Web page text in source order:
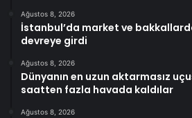
Ağustos 8, 2026
İstanbul’da market ve
devreye girdi
Ağustos 8, 2026
Dünyanın en uzun aktarmasız
saatten fazla havada kaldılar
Ağustos 8, 2026